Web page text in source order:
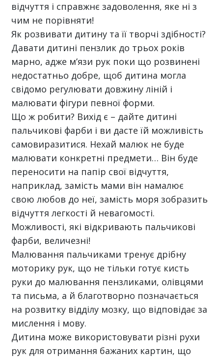
відчуття і справжнє задоволення, яке ні з
чим не порівняти!
Як розвивати дитину та її творчі здібності?
Давати дитині пензлик до трьох років
марно, адже м’язи рук поки що розвинені
недостатньо добре, щоб дитина могла
свідомо регулювати довжину ліній і
малювати фігури певної форми.
Що ж робити? Вихід є – дайте дитині
пальчикові фарби і ви дасте їй можливість
самовиразитися. Нехай малюк не буде
малювати конкретні предмети… Він буде
переносити на папір свої відчуття,
наприклад, замість мами він намалює
свою любов до неї, замість моря зобразить
відчуття легкості й невагомості.
Можливості, які відкривають пальчикові
фарби, величезні!
Малювання пальчиками тренує дрібну
моторику рук, що не тільки готує кисть
руки до малювання пензликами, олівцями
та письма, а й благотворно позначається
на розвитку відділу мозку, що відповідає за
мислення і мову.
Дитина може використовувати різні рухи
рук для отримання бажаних картин, що